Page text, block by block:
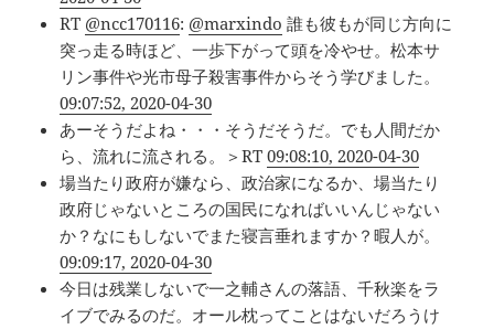
RT @ncc170116: @marxindo 誰も彼もが同じ方向に
突っ走る時ほど、一歩下がって頭を冷やせ。松本サ
リン事件や光市母子殺害事件からそう学びました。
09:07:52, 2020-04-30
あーそうだよね・・・そうだそうだ。でも人間だか
ら、流れに流される。＞RT09:08:10, 2020-04-30
場当たり政府が嫌なら、政治家になるか、場当たり
政府じゃないところの国民になればいいんじゃない
か？なにもしないでまた寝言垂れますか？暇人が。
09:09:17, 2020-04-30
今日は残業しないで一之輔さんの落語、千秋楽をラ
イブでみるのだ。オール枕ってことはないだろうけ